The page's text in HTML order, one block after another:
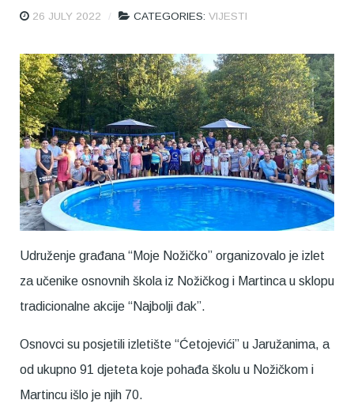
26 JULY 2022 CATEGORIES: VIJESTI
Udruženje građana “Moje Nožičko” organizovalo je izlet
za učenike osnovnih škola iz Nožičkog i Martinca u sklopu
tradicionalne akcije “Najbolji đak”.
Osnovci su posjetili izletište “Ćetojevići” u Jaružanima, a
od ukupno 91 djeteta koje pohađa školu u Nožičkom i
Martincu išlo je njih 70.